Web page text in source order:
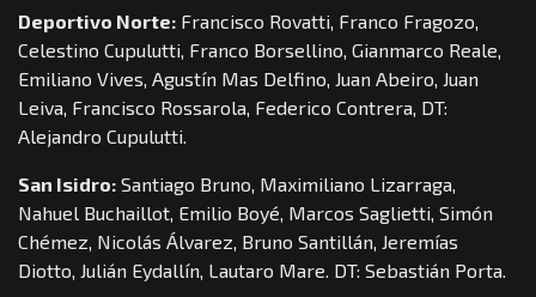
Deportivo Norte: Francisco Rovatti, Franco Fragozo,
Celestino Cupulutti, Franco Borsellino, Gianmarco Reale,
Emiliano Vives, Agustín Mas Delfino, Juan Abeiro, Juan
Leiva, Francisco Rossarola, Federico Contrera, DT:
Alejandro Cupulutti.
San Isidro: Santiago Bruno, Maximiliano Lizarraga,
Nahuel Buchaillot, Emilio Boyé, Marcos Saglietti, Simón
Chémez, Nicolás Álvarez, Bruno Santillán, Jeremías
Diotto, Julián Eydallín, Lautaro Mare. DT: Sebastián Porta.